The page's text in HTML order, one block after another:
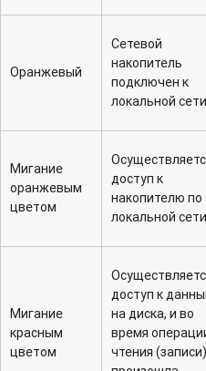
Оранжевый
Сетевой
накопитель
подключен к
локальной
Мигание
оранжевым
цветом
доступ к
накопителю по
локальной
Мигание
красным
цветом
доступ к
на диска, и во
время
чтения